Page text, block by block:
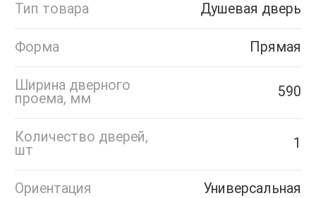
Тип товара Душевая дверь
Форма Прямая
Ширина дверного
проема, мм
590
Количество дверей,
шт
1
Ориентация Универсальная